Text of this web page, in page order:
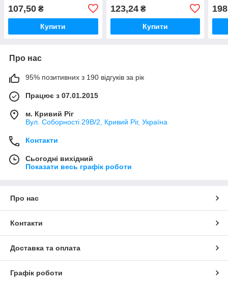
107,50 ₴
Купити
123,24₴
Купити
Про нас
95% позитивних з 190 відгуків за рік
Працює з 07.01.2015
м. Кривий Ріг
Вул. Соборності 29В/2, Кривий Ріг, Україна
Контакти
Сьогодні вихідний
Показати весь графік роботи
Про нас
Контакти
Доставка та оплата
Графік роботи